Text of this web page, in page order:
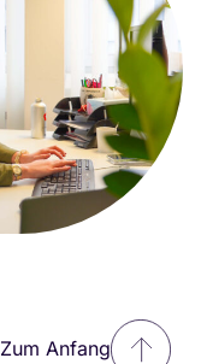
Zum Anfang